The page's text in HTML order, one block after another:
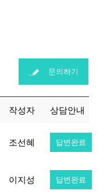
문의하기
작성자 상담안내
조선혜 답변완료
이지성 답변완료